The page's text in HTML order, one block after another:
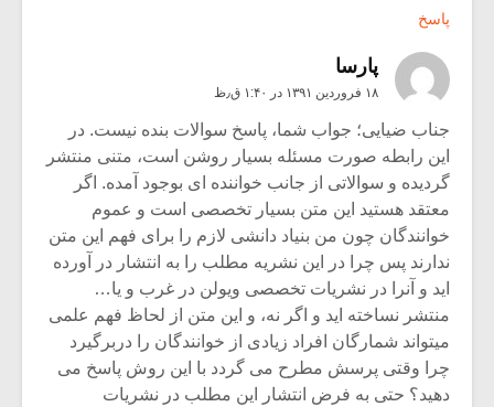
پاسخ
پارسا
۱۸ فروردین ۱۳۹۱ در ۱:۴۰ ق٫ظ
جناب ضیایی؛ جواب شما، پاسخ سوالات بنده نیست. در
این رابطه صورت مسئله بسیار روشن است، متنی منتشر
گردیده و سوالاتی از جانب خواننده ای بوجود آمده. اگر
معتقد هستید این متن بسیار تخصصی است و عموم
خوانندگان چون من بنیاد دانشی لازم را برای فهم این متن
ندارند پس چرا در این نشریه مطلب را به انتشار در آورده
اید و آنرا در نشریات تخصصی ویولن در غرب و یا…
منتشر نساخته اید و اگر نه، و این متن از لحاظ فهم علمی
میتواند شمارگان افراد زیادی از خوانندگان را دربرگیرد
چرا وقتی پرسش مطرح می گردد با این روش پاسخ می
دهید؟ حتی به فرض انتشار این مطلب در نشریات